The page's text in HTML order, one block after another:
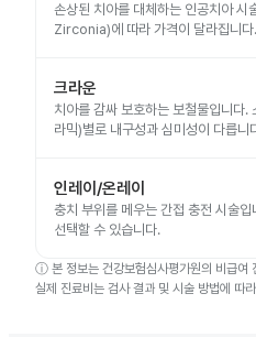
손상된 치아를 대체하는 인공치아 시
Zirconia)에 따라 가격이 달라집니다.
크라운
치아를 감싸 보호하는 보철물입니
라믹)별로 내구성과 심미성이 다릅니
인레이/온레이
충치 부위를 메우는 간접 충전 시술
선택할 수 있습니다.
ⓘ 본 정보는 건강보험심사평가원의 비급여
실제 진료비는 검사 결과 및 시술 방법에 따